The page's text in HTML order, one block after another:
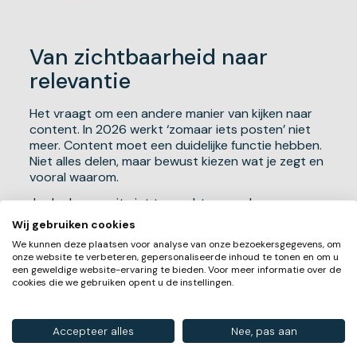
Van zichtbaarheid naar
relevantie
Het vraagt om een andere manier van kijken naar
content. In 2026 werkt ‘zomaar iets posten’ niet
meer. Content moet een duidelijke functie hebben.
Niet alles delen, maar bewust kiezen wat je zegt en
vooral waarom.
Je doelgroep zit niet te wachten op algemene
marketingboodschappen, maar op content die een
concreet vraagstuk raakt. Dat kan een praktische
tip zijn, een herkenbare case of een uitleg die echt
verder helpt. Content die inzicht geeft, vergroot
vertrouwen en versterkt je positie als expert.
Wij gebruiken cookies
We kunnen deze plaatsen voor analyse van onze bezoekersgegevens, om
onze website te verbeteren, gepersonaliseerde inhoud te tonen en om u
een geweldige website-ervaring te bieden. Voor meer informatie over de
cookies die we gebruiken opent u de instellingen.
Accepteer alles Nee, pas aan